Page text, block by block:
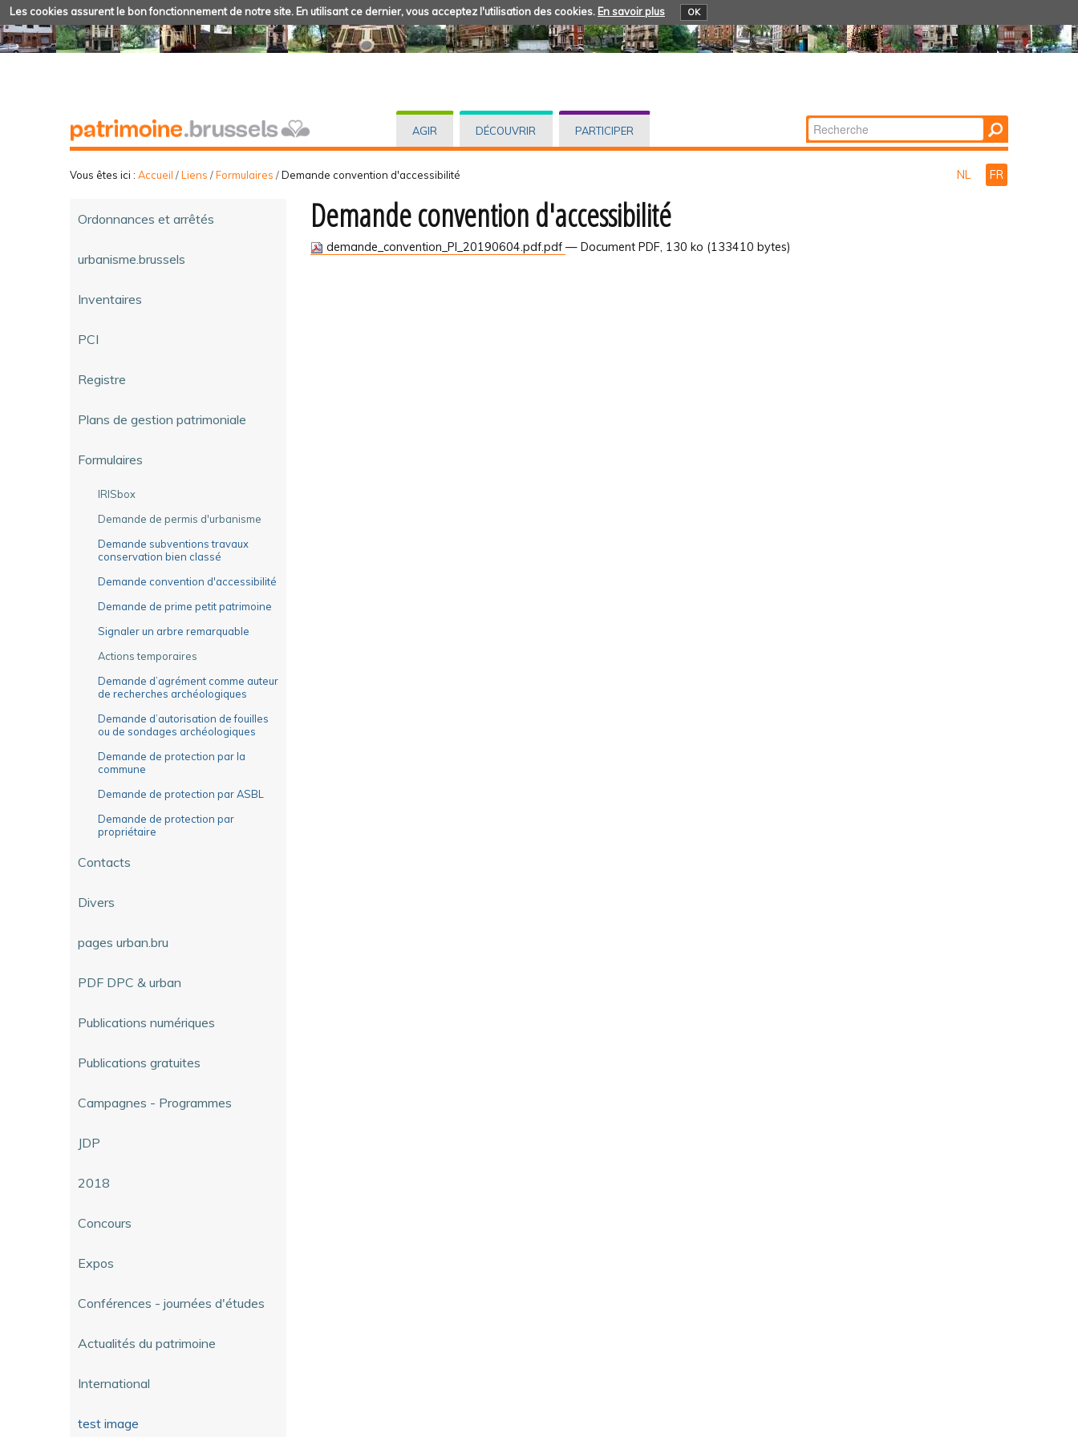
Les cookies assurent le bon fonctionnement de notre site. En utilisant ce dernier, vous acceptez l'utilisation des cookies. En savoir plus OK
AGIR DÉCOUVRIR PARTICIPER Chercher par
Recherche
Vous êtes ici : Accueil /Liens /Formulaires /Demande convention d'accessibilité NL FR
Ordonnances et arrêtés
urbanisme.brussels
Inventaires
PCI
Registre
Plans de gestion patrimoniale
Formulaires
IRISbox
Demande de permis d'urbanisme
Demande subventions travaux
conservation bien classé
Demande convention d'accessibilité
Demande de prime petit patrimoine
Signaler un arbre remarquable
Actions temporaires
Demande d’agrément comme auteur
de recherches archéologiques
Demande d’autorisation de fouilles
ou de sondages archéologiques
Demande de protection par la
commune
Demande de protection par ASBL
Demande de protection par
propriétaire
Contacts
Divers
pages urban.bru
PDF DPC & urban
Publications numériques
Publications gratuites
Campagnes - Programmes
JDP
2018
Concours
Expos
Conférences - journées d'études
Actualités du patrimoine
International
test image
Demande convention d'accessibilité
demande_convention_PI_20190604.pdf.pdf — Document PDF, 130 ko (133410 bytes)